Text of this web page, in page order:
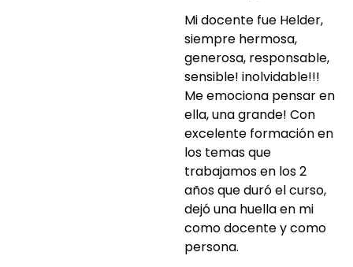
Mi docente fue Helder,
siempre hermosa,
generosa, responsable,
sensible! inolvidable!!!
Me emociona pensar en
ella, una grande! Con
excelente formación en
los temas que
trabajamos en los 2
años que duró el curso,
dejó una huella en mi
como docente y como
persona.